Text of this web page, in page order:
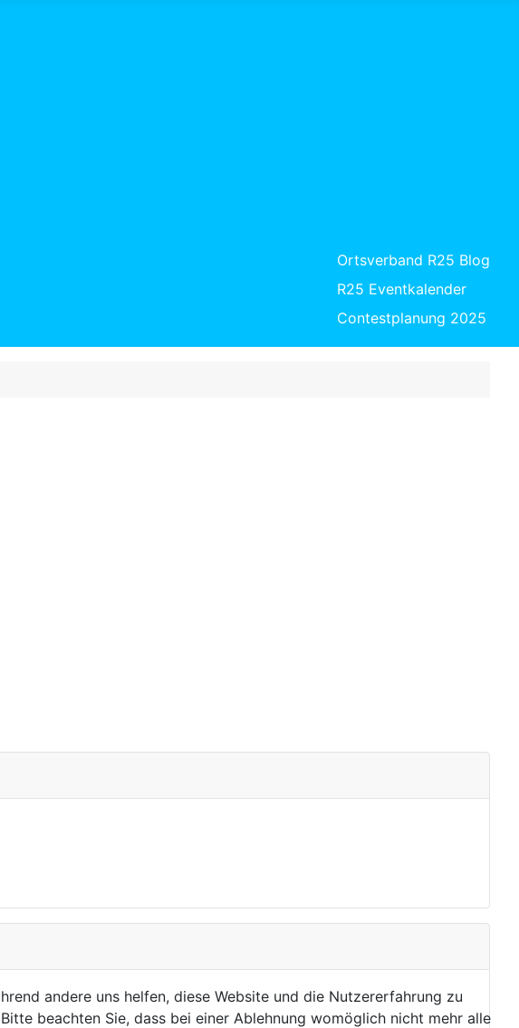
Ortsverband R25 Blog
R25 Eventkalender
Contestplanung 2025
andere uns helfen, diese Website und die Nutzererfahrung zu
beachten Sie, dass bei einer Ablehnung womöglich nicht mehr alle